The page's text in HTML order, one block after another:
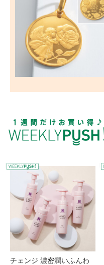
チェンジ 濃密潤いふんわ